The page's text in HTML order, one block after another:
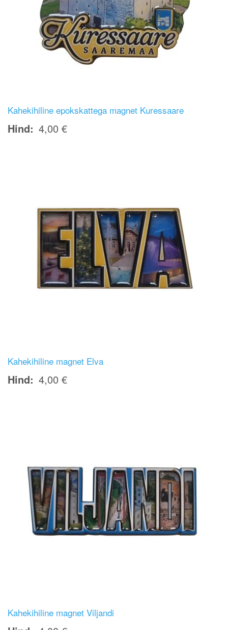
Kahekihiline epokskattega magnet Kuressaare
Hind 4,00 €
Kahekihiline magnet Elva
Hind 4,00 €
Kahekihiline magnet Viljandi